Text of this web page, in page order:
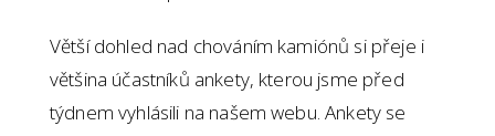
Větší dohled nad chováním kamiónů si přeje i
většina účastníků ankety, kterou jsme před
týdnem vyhlásili na našem webu. Ankety se